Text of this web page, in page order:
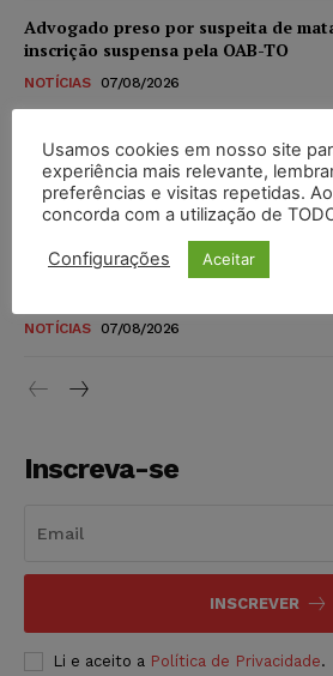
Advogado preso por suspeita de
inscrição suspensa pela OAB-TO
NOTÍCIAS 07/08/2026
STF amplia isenção de IBS e CBS na
novos para pessoas com deficiência
níveis
DIREITO TRIBUTÁRIO 07/08/2026
Justiça do Trabalho mantém justa
NOTÍCIAS 07/08/2026
Inscreva-se
INSCREVER
Li e aceito a Política de Privacidade.
Usamos cookies em nosso site
experiência mais relevante,
preferências e visitas repetidas. Ao
concorda com a utilização de
Configurações Aceitar